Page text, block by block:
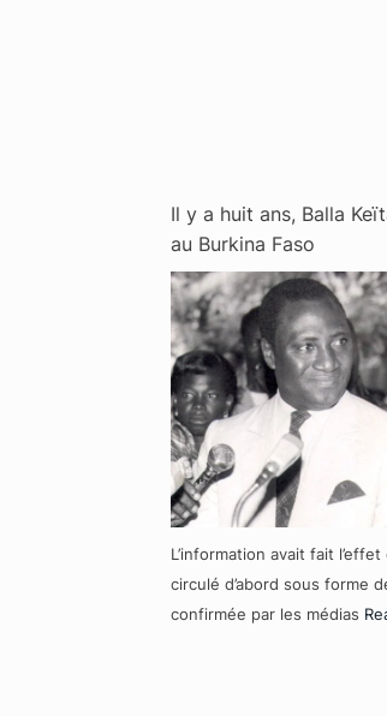
Il y a huit ans, Balla
au Burkina Faso
L’information avait fait l’effet
circulé d’abord sous forme
confirmée par les médias